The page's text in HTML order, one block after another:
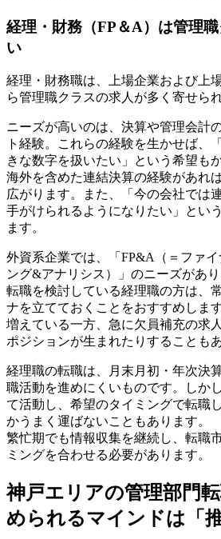
経理・財務（FP＆A）は管理
い
経理・財務職は、上場企業および上
ら管理職クラスの求人が多く寄せら
ニーズが高いのは、決算や管理会計
ト経験。これらの経験を生かせば、
きな数字を扱いたい」という希望も
海外を含めた連結決算の経験があれ
広がります。また、「今の会社では
手がけられるようになりたい」とい
ます。
外資系企業では、「FP&A（＝ファ
ング&アナリシス）」のニーズがあり
転職を検討している経理職の方は、
ナを立てておくことをおすすめしま
増えている一方、急に欠員補充の求
ポジションが生まれたりすることも
経理職の転職は、月末月初・年次決
職活動を進めにくいものです。しか
て活動し、希望のタイミングで転職
かうまく運ばないこともあります。
繁忙期でも情報収集を継続し、転職
ミングを合わせる必要があります。
神戸エリアの管理部門
められるマインドは「推